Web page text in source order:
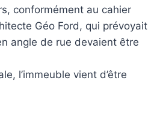
conformément au cahier
Géo Ford, qui prévoyait
angle de rue devaient être
l’immeuble vient d’être